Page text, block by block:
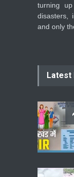
turning
disasters,
and only
Latest